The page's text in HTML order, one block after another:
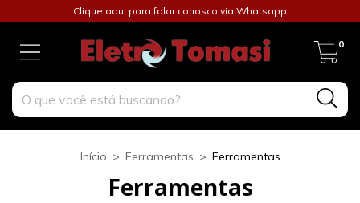
Clique aqui para falar conosco via Whatsapp
0
Início > Ferramentas > Ferramentas
Ferramentas